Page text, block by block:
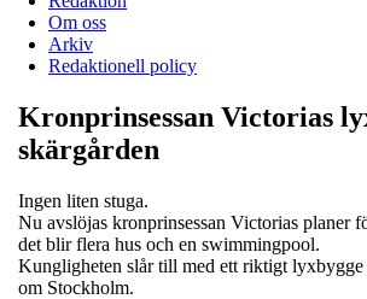
Om oss
Arkiv
Redaktionell policy
Kronprinsessan Victorias
skärgården
Ingen liten stuga.
Nu avslöjas kronprinsessan Victorias planer
det blir flera hus och en swimmingpool.
Kungligheten slår till med ett riktigt lyxbygge
om Stockholm.